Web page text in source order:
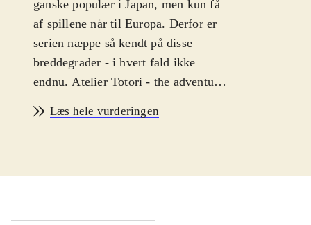
ganske populær i Japan, men kun få
af spillene når til Europa. Derfor er
serien næppe så kendt på disse
breddegrader - i hvert fald ikke
endnu. Atelier Totori - the adventurer
drenge og piger (men nok mest piger)
Spillet finder sted 5 år efter
i serien. Dog behøver man ikke
Læs hele vurderingen